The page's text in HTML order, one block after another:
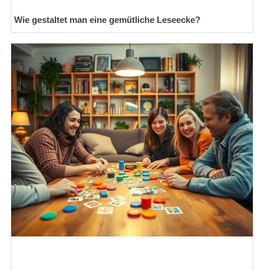
Wie gestaltet man eine gemütliche Leseecke?